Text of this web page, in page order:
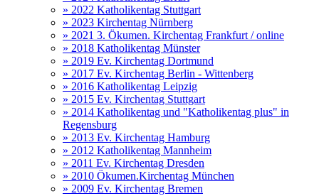
» 2022 Katholikentag Stuttgart
» 2023 Kirchentag Nürnberg
» 2021 3. Ökumen. Kirchentag Frankfurt / online
» 2018 Katholikentag Münster
» 2019 Ev. Kirchentag Dortmund
» 2017 Ev. Kirchentag Berlin - Wittenberg
» 2016 Katholikentag Leipzig
» 2015 Ev. Kirchentag Stuttgart
» 2014 Katholikentag und "Katholikentag plus" in
Regensburg
» 2013 Ev. Kirchentag Hamburg
» 2012 Katholikentag Mannheim
» 2011 Ev. Kirchentag Dresden
» 2010 Ökumen.Kirchentag München
» 2009 Ev. Kirchentag Bremen